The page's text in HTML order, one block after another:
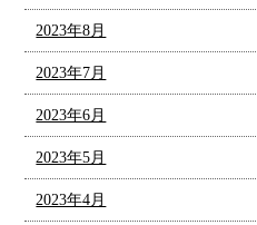
2023年8月
2023年7月
2023年6月
2023年5月
2023年4月